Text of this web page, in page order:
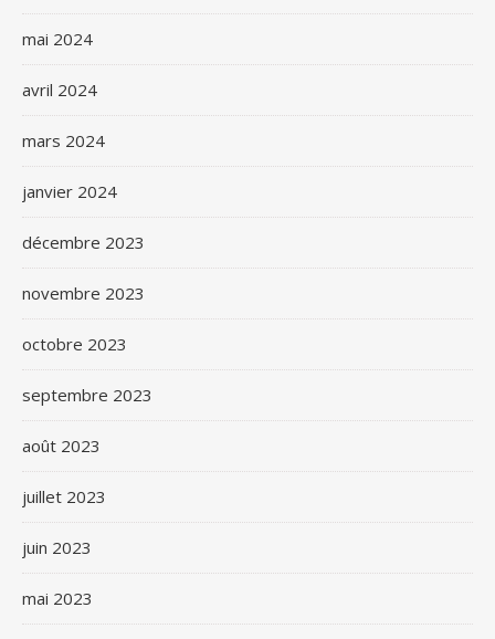
mai 2024
avril 2024
mars 2024
janvier 2024
décembre 2023
novembre 2023
octobre 2023
septembre 2023
août 2023
juillet 2023
juin 2023
mai 2023